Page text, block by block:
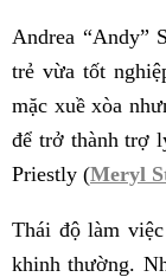
Andrea “Andy”
trẻ vừa tốt
mặc xuề xòa
để trở thành trợ
Priestly (Meryl
Thái độ làm
khinh thường.